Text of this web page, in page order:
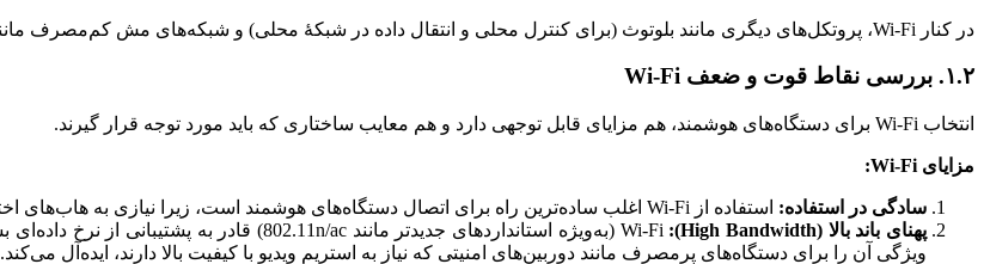
در کنار Wi-Fi، پروتکل‌های دیگری مانند بلوتوث (برای کنترل محلی و انتقال داده در شبکۀ محلی) و شبکه‌های مش کم‌مصرف مانند Zigbee و Thread نیز در اکوسیستم هوشمند حضور دارند.
۱.۲. بررسی نقاط قوت و ضعف Wi-Fi
انتخاب Wi-Fi برای دستگاه‌های هوشمند، هم مزایای قابل توجهی دارد و هم معایب ساختاری که باید مورد توجه قرار گیرند.
مزایای Wi-Fi:
سادگی در استفاده: استفاده از Wi-Fi اغلب ساده‌ترین راه برای اتصال دستگاه‌های هوشمند است، زیرا نیازی به هاب‌های اختصاصی (Hubs) نیست؛ اتصال مستقیماً از طریق روتر خانگی صورت می‌گیرد.
پهنای باند بالا (High Bandwidth):
ویژگی آن را برای دستگاه‌های پرمصرف مانند دوربین‌های امنیتی که نیاز به استریم ویدیو با کیفیت بالا دارند، ایده‌آل می‌کند.